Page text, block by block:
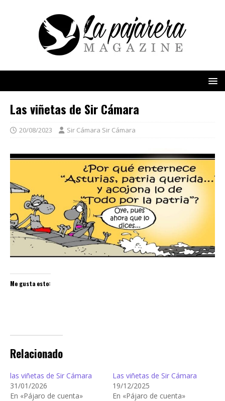
Las viñetas de Sir Cámara
20/08/2023 Sir Cámara Sir Cámara
Me gusta esto:
Relacionado
las viñetas de Sir Cámara
31/01/2026
En «Pájaro de cuenta»
Las viñetas de Sir Cámara
19/12/2025
En «Pájaro de cuenta»